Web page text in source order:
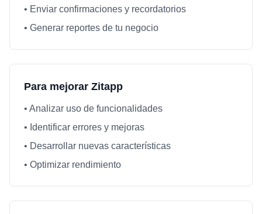
• Enviar confirmaciones y recordatorios
• Generar reportes de tu negocio
Para mejorar Zitapp
• Analizar uso de funcionalidades
• Identificar errores y mejoras
• Desarrollar nuevas características
• Optimizar rendimiento